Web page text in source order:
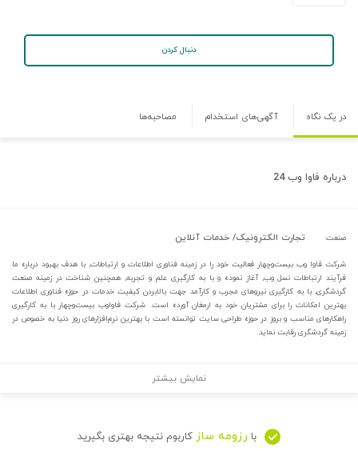
دنبال کردن
در یک نگاه آگهی‌های استخدام مصاحبه‌ها
درباره فاوا وب 24
صنعت: تجارت الکترونیک/ خدمات آنلاین
شرکت فاوا وب بیست‌وچهار فعالیت خود را در زمینه فناوری اطلاعات‌ و ارتباطات, با هدف بهبود درباره ما
فرآیند ارتباطات نسل وب, آغاز نموده و با به کارگیری علم و تجربه, همچنین شناخت در زمینه صنعت
گردشگری, با به کارگیری نیروهای مجرب و کارآمد جهت بالابردن کیفیت خدمات در حوزه فناوری اطلاعات
بهترین امکانات را برای مشتریان خود به ارمغان آورده است. شرکت فاواوب بیست‌وچهار با به کارگیری
راهکارهای مناسب‌ و بروز در حوزه طراحی سایت توانسته است با بهترین نرم‌افزارهای روز دنیا به خصوص در
زمینه گردشگری رقابت نماید.
نمایش بیشتر
با رزومه ساز کاربوم نتیجه بهتری بگیرید